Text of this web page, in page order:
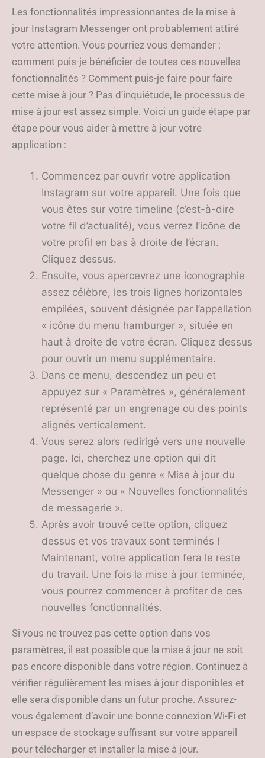
Les fonctionnalités impressionnantes de la mise à
jour Instagram Messenger ont probablement attiré
votre attention. Vous pourriez vous demander :
comment puis-je bénéficier de toutes ces nouvelles
fonctionnalités ? Comment puis-je faire pour faire
cette mise à jour ? Pas d’inquiétude, le processus de
mise à jour est assez simple. Voici un guide étape par
étape pour vous aider à mettre à jour votre
application :
Commencez par ouvrir votre application
Instagram sur votre appareil. Une fois que
vous êtes sur votre timeline (c’est-à-dire
votre fil d’actualité), vous verrez l’icône de
votre profil en bas à droite de l’écran.
Cliquez dessus.
Ensuite, vous apercevrez une iconographie
assez célèbre, les trois lignes horizontales
empilées, souvent désignée par l’appellation
« icône du menu hamburger », située en
haut à droite de votre écran. Cliquez dessus
pour ouvrir un menu supplémentaire.
Dans ce menu, descendez un peu et
appuyez sur « Paramètres », généralement
représenté par un engrenage ou des points
alignés verticalement.
Vous serez alors redirigé vers une nouvelle
page. Ici, cherchez une option qui dit
quelque chose du genre « Mise à jour du
Messenger » ou « Nouvelles fonctionnalités
de messagerie ».
Après avoir trouvé cette option, cliquez
dessus et vos travaux sont terminés !
Maintenant, votre application fera le reste
du travail. Une fois la mise à jour terminée,
vous pourrez commencer à profiter de ces
nouvelles fonctionnalités.
Si vous ne trouvez pas cette option dans vos
paramètres, il est possible que la mise à jour ne soit
pas encore disponible dans votre région. Continuez à
vérifier régulièrement les mises à jour disponibles et
elle sera disponible dans un futur proche. Assurez-
vous également d’avoir une bonne connexion Wi-Fi et
un espace de stockage suffisant sur votre appareil
pour télécharger et installer la mise à jour.